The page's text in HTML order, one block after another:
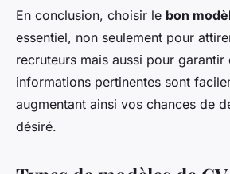
En conclusion, choisir le bon
essentiel, non seulement pour
recruteurs mais aussi pour garantir
informations pertinentes sont
augmentant ainsi vos chances de
désiré.